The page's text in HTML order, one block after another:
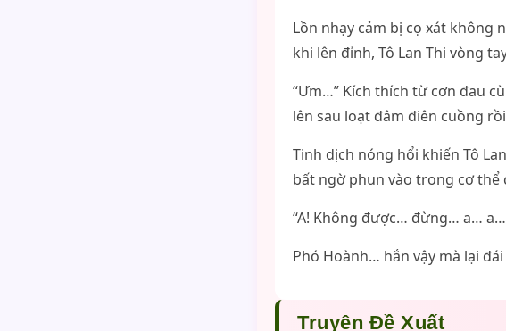
Lồn nhạy cảm bị cọ xát không
khi lên đỉnh, Tô Lan Thi vòng
“Ưm…” Kích thích từ cơn đau
lên sau loạt đâm điên cuồng
Tinh dịch nóng hổi khiến Tô
bất ngờ phun vào trong cơ thể
“A! Không được… đừng… a…
Phó Hoành… hắn vậy mà lại
Truyện Đề Xuất